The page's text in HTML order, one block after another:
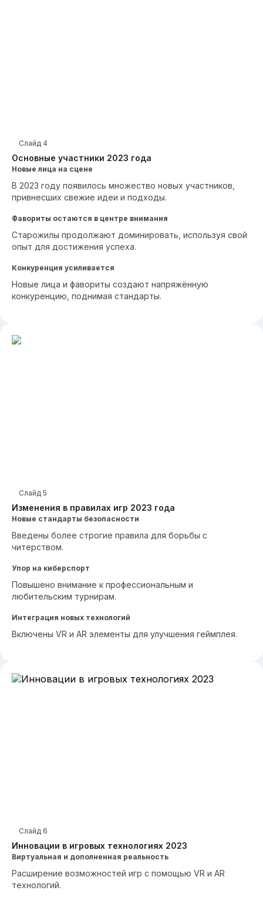
Основные участники 2023 года
Слайд 4
Новые лица на сцене
В 2023 году появилось множество новых участников,
привнесших свежие идеи и подходы.
Фавориты остаются в центре внимания
Старожилы продолжают доминировать, используя свой
опыт для достижения успеха.
Конкуренция усиливается
Новые лица и фавориты создают напряжённую
конкуренцию, поднимая стандарты.
Изменения в правилах игр 2023 года
Слайд 5
Новые стандарты безопасности
Введены более строгие правила для борьбы с
читерством.
Упор на киберспорт
Повышено внимание к профессиональным и
любительским турнирам.
Интеграция новых технологий
Включены VR и AR элементы для улучшения геймплея.
Инновации в игровых технологиях 2023
Слайд 6
Виртуальная и дополненная реальность
Расширение возможностей игр с помощью VR и AR
технологий.